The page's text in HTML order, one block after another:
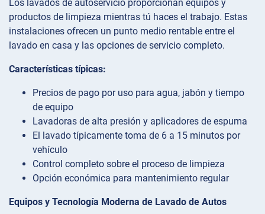
Los lavados de autoservicio proporcionan equipos y
productos de limpieza mientras tú haces el trabajo. Estas
instalaciones ofrecen un punto medio rentable entre el
lavado en casa y las opciones de servicio completo.
Características típicas:
Precios de pago por uso para agua, jabón y tiempo
de equipo
Lavadoras de alta presión y aplicadores de espuma
El lavado típicamente toma de 6 a 15 minutos por
vehículo
Control completo sobre el proceso de limpieza
Opción económica para mantenimiento regular
Equipos y Tecnología Moderna de Lavado de Autos